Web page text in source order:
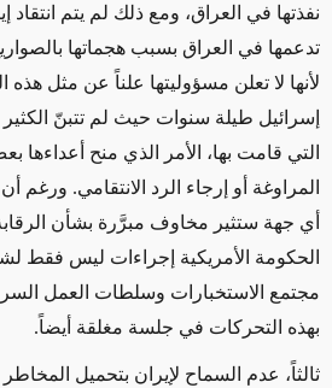
نفذتها في العراق، ومع ذلك لم يتم انتقاد
تدعمها في العراق بسبب هجماتها
لأنها لا تعلن مسؤوليتها علناً عن مثل هذه
إسرائيل طيلة سنوات حيث لم تتبنّ
التي قامت بها، الأمر الذي منح أعداءها
المراوغة أو إرجاء الرد الانتقامي. ورغم أن
أي جهة ستثير مخاوف مبرَّرة بشأن
الحكومة الأمريكية إجراءات ليس فقط
مجتمع الاستخبارات وسلطات العمل
بهذه التحركات في جلسة مغلقة أيضاً.
ثالثاً، عدم السماح لإيران بتحميل